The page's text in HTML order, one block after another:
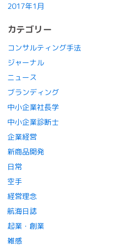
2017年1月
カテゴリー
コンサルティング手法
ジャーナル
ニュース
ブランディング
中小企業社長学
中小企業診断士
企業経営
新商品開発
日常
空手
経営理念
航海日誌
起業・創業
雑感